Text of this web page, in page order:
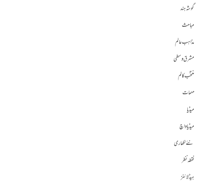
گوشہ ہند
مباحث
مذاہب عالم
مشرق وسطی
منتخب کالم
مہمات
میڈیا
میڈیا واچ
نئے لکھاری
نقطہ نظر
ہیڈلائنز